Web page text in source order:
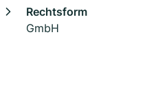
Rechtsform
GmbH